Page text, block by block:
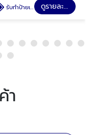
รับทำป้ายเครื่องหมายเตือน ป้ายระวังอันตราย ป้ายระวังรถยก ดูรายละเอียด
า